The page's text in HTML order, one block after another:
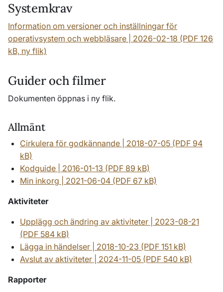
Systemkrav
Information om versioner och inställningar för
operativsystem och webbläsare | 2026-02-18 (PDF 126
kB, ny flik)
Guider och filmer
Dokumenten öppnas i ny flik.
Allmänt
Cirkulera för godkännande | 2018-07-05 (PDF 94
kB)
Kodguide | 2016-01-13 (PDF 89 kB)
Min inkorg | 2021-06-04 (PDF 67 kB)
Aktiviteter
Upplägg och ändring av aktiviteter | 2023-08-21
(PDF 584 kB)
Lägga in händelser | 2018-10-23 (PDF 151 kB)
Avslut av aktiviteter | 2024-11-05 (PDF 540 kB)
Rapporter